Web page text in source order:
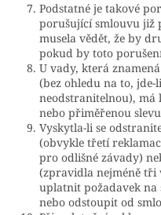
Podstatné je takové
porušující smlouvu již
musela vědět, že by
pokud by toto
U vady, která
(bez ohledu na to,
neodstranitelnou),
nebo přiměřenou
Vyskytla-li se
(obvykle třetí
pro odlišné závady)
(zpravidla nejméně tři
uplatnit požadavek na
nebo odstoupit od